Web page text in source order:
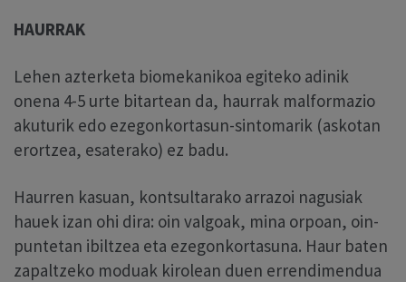
HAURRAK
Lehen azterketa biomekanikoa egiteko adinik
onena 4-5 urte bitartean da, haurrak malformazio
akuturik edo ezegonkortasun-sintomarik (askotan
erortzea, esaterako) ez badu.
Haurren kasuan, kontsultarako arrazoi nagusiak
hauek izan ohi dira: oin valgoak, mina orpoan, oin-
puntetan ibiltzea eta ezegonkortasuna. Haur baten
zapaltzeko moduak kirolean duen errendimendua